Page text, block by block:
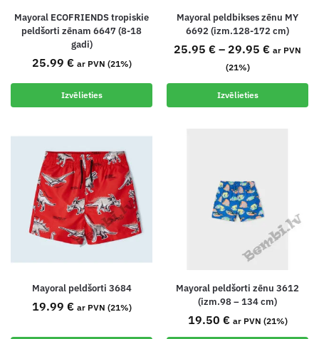
Mayoral ECOFRIENDS tropiskie
peldšorti zēnam 6647 (8-18
gadi)
25.99 € ar PVN (21%)
Izvēlieties
Mayoral peldbikses zēnu MY
6692 (izm.128-172 cm)
25.95 € – 29.95 € ar PVN
(21%)
Izvēlieties
Mayoral peldšorti 3684
19.99 € ar PVN (21%)
Mayoral peldšorti zēnu 3612
(izm.98 – 134 cm)
19.50 € ar PVN (21%)